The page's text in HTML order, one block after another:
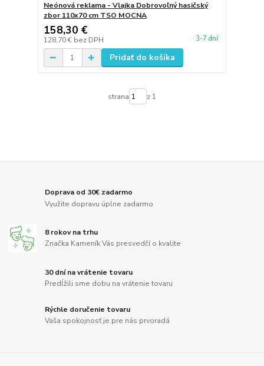
Neónová reklama - Vlajka Dobrovoľný hasičský
zbor 110x70 cm TSO MOCNA
158,30 €
128,70 € bez DPH 3-7 dní
Pridať do košíka
strana z 1
Doprava od 30€ zadarmo
Využite dopravu úplne zadarmo
8 rokov na trhu
Značka Kameník Vás presvedčí o kvalite
30 dní na vrátenie tovaru
Predĺžili sme dobu na vrátenie tovaru
Rýchle doručenie tovaru
Vaša spokojnosť je pre nás prvoradá